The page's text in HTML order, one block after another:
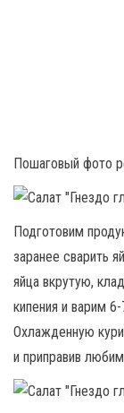
Пошаговый фото
Подготовим
заранее сварить
яйца вкрутую,
кипения и варим
Охлажденную
и приправив